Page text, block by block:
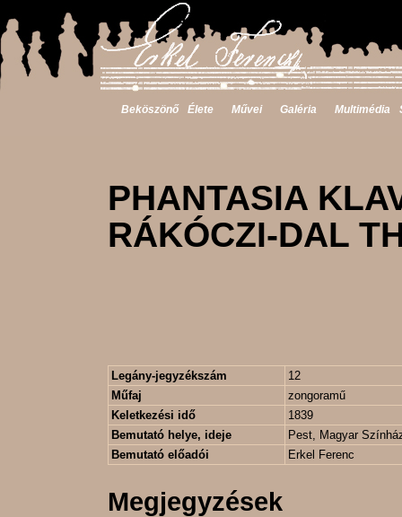
Beköszönő Élete Művei Galéria Multimédia
PHANTASIA
RÁKÓCZI-DAL
Legány-jegyzékszám
12
Műfaj
zongoramű
Keletkezési idő
1839
Bemutató helye, ideje
Pest, Magyar
Bemutató előadói
Erkel Ferenc
Megjegyzések